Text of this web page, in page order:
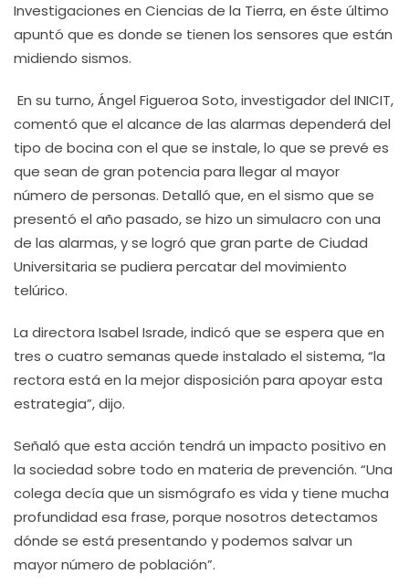
Investigaciones en Ciencias de la Tierra, en éste último
apuntó que es donde se tienen los sensores que están
midiendo sismos.
En su turno, Ángel Figueroa Soto, investigador del INICIT,
comentó que el alcance de las alarmas dependerá del
tipo de bocina con el que se instale, lo que se prevé es
que sean de gran potencia para llegar al mayor
número de personas. Detalló que, en el sismo que se
presentó el año pasado, se hizo un simulacro con una
de las alarmas, y se logró que gran parte de Ciudad
Universitaria se pudiera percatar del movimiento
telúrico.
La directora Isabel Israde, indicó que se espera que en
tres o cuatro semanas quede instalado el sistema, “la
rectora está en la mejor disposición para apoyar esta
estrategia”, dijo.
Señaló que esta acción tendrá un impacto positivo en
la sociedad sobre todo en materia de prevención. “Una
colega decía que un sismógrafo es vida y tiene mucha
profundidad esa frase, porque nosotros detectamos
dónde se está presentando y podemos salvar un
mayor número de población”.